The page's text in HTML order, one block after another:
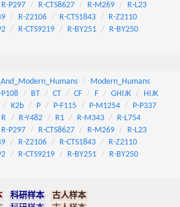
R-P297 R-CTS8627 R-M269
R-L23
R-Z2106 R-CTS1843
R-Z2110
R-CTS9219 R-BY251
R-BY250
Modern_Humans
BT CT CF F GHIJK
HIJK
K2b P P-F115 P-M1254
P-P337
R R-Y482 R1 R-M343
R-L754
R-P297 R-CTS8627 R-M269
R-L23
R-Z2106 R-CTS1843
R-Z2110
R-CTS9219 R-BY251
R-BY250
科研样本
古人样本